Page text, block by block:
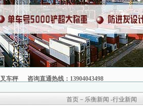
叉车秤 咨询直通热线：13904043498
首页－乐衡新闻 -行业新闻